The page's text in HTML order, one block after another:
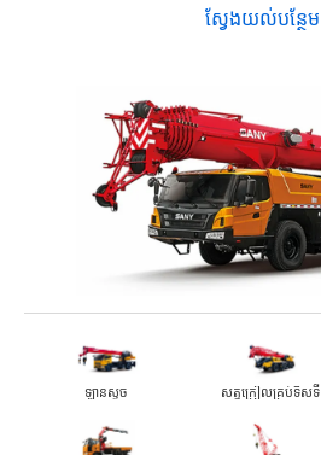
ស្វែង​យល់​បន្ថែម
ឡានស្ទូច សត្វក្រៀលគ្រប់ទិសទី